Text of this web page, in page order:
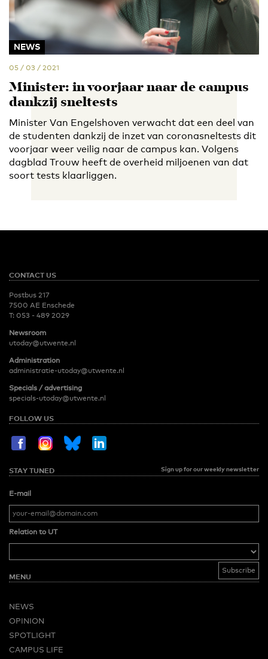
NEWS
05 / 03 / 2021
Minister: in voorjaar naar de campus
dankzij sneltests
Minister Van Engelshoven verwacht dat een deel van
de studenten dankzij de inzet van coronasneltests dit
voorjaar weer veilig naar de campus kan. Volgens
dagblad Trouw heeft de overheid miljoenen van dat
soort tests klaarliggen.
CONTACT US
Postbus 217
7500 AE Enschede
T: 053 - 489 2029
Newsroom
utoday@utwente.nl
Administration
administratie-utoday@utwente.nl
Specials / advertising
specials-utoday@utwente.nl
FOLLOW US
STAY TUNED Sign up for our weekly newsletter
E-mail
Relation to UT
MENU
NEWS
OPINION
SPOTLIGHT
CAMPUS LIFE